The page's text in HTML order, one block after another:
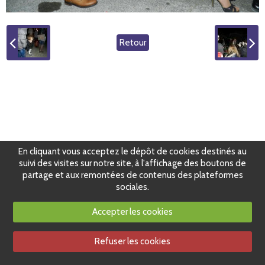
Retour
En cliquant vous acceptez le dépôt de cookies destinés au
suivi des visites sur notre site, à l'affichage des boutons de
partage et aux remontées de contenus des plateformes
sociales.
Accepter les cookies
Refuser les cookies